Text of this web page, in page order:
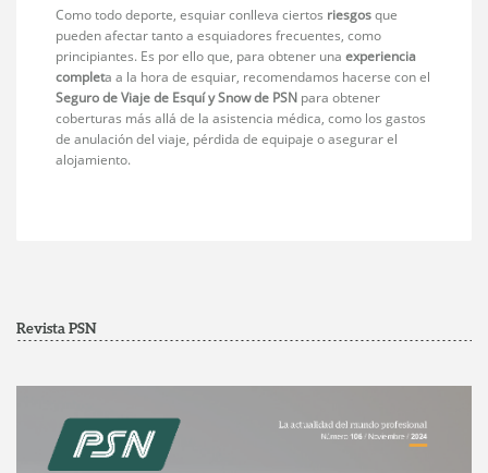
Como todo deporte, esquiar conlleva ciertos riesgosque
pueden afectar tanto a esquiadores frecuentes, como
principiantes. Es por ello que, para obtener unaexperiencia
completa a la hora de esquiar, recomendamos hacerse con el
Seguro de Viaje de Esquí y Snow de PSN para obtener
coberturas más allá de la asistencia médica, como los gastos
de anulación del viaje, pérdida de equipaje o asegurar el
alojamiento.
Revista PSN